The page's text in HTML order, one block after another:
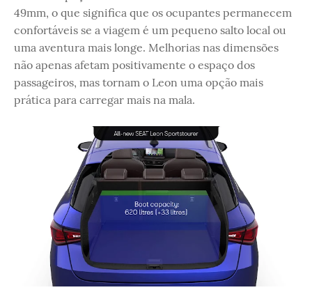
49mm, o que significa que os ocupantes permanecem
confortáveis ​​se a viagem é um pequeno salto local ou
uma aventura mais longe. Melhorias nas dimensões
não apenas afetam positivamente o espaço dos
passageiros, mas tornam o Leon uma opção mais
prática para carregar mais na mala.